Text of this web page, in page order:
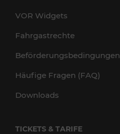
VOR Widgets
Fahrgastrechte
Beförderungsbedingungen
Häufige Fragen (FAQ)
Downloads
TICKETS & TARIFE